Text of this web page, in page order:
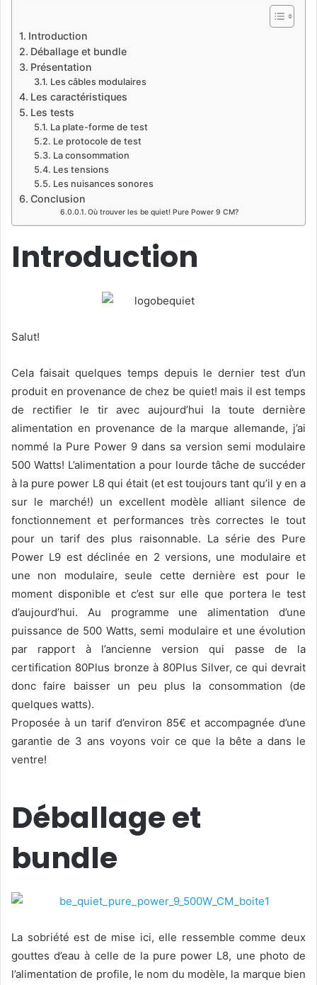
X
Introduction
Déballage et bundle
Présentation
Les câbles modulaires
Les caractéristiques
Les tests
La plate-forme de test
Le protocole de test
La consommation
Les tensions
Les nuisances sonores
Conclusion
Où trouver les be quiet! Pure Power 9 CM?
Introduction
Salut!
Cela faisait quelques temps depuis le dernier test d’un
produit en provenance de chez be quiet! mais il est temps
de rectifier le tir avec aujourd’hui la toute dernière
alimentation en provenance de la marque allemande, j’ai
nommé la Pure Power 9 dans sa version semi modulaire
500 Watts! L’alimentation a pour lourde tâche de succéder
à la pure power L8 qui était (et est toujours tant qu’il y en a
sur le marché!) un excellent modèle alliant silence de
fonctionnement et performances très correctes le tout
pour un tarif des plus raisonnable. La série des Pure
Power L9 est déclinée en 2 versions, une modulaire et
une non modulaire, seule cette dernière est pour le
moment disponible et c’est sur elle que portera le test
d’aujourd’hui. Au programme une alimentation d’une
puissance de 500 Watts, semi modulaire et une évolution
par rapport à l’ancienne version qui passe de la
certification 80Plus bronze à 80Plus Silver, ce qui devrait
donc faire baisser un peu plus la consommation (de
quelques watts).
Proposée à un tarif d’environ 85€ et accompagnée d’une
garantie de 3 ans voyons voir ce que la bête a dans le
ventre!
Déballage et
bundle
La sobriété est de mise ici, elle ressemble comme deux
gouttes d’eau à celle de la pure power L8, une photo de
l’alimentation de profile, le nom du modèle, la marque bien